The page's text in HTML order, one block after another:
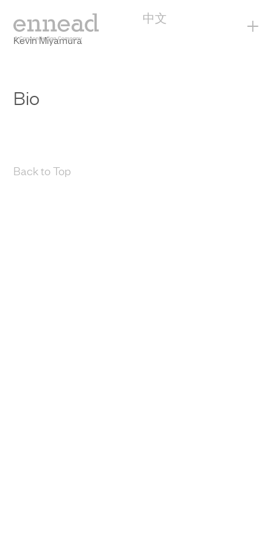
中文 +
Kevin Miyamura
Bio
Back to Top